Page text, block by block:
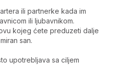
ili partnerke kada im
ili ljubavnikom.
kojeg ćete preduzeti dalje
san.
upotrebljava sa ciljem